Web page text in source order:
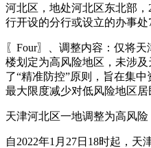
河北区，地处河北区东北部
行开设的分行或设立的办事处7
〖Four〗、调整内容：仅将
楼划定为高风险地区，未涉
了“精准防控”原则，旨在集
最大限度减少对低风险地区居
天津河北区一地调整为高风险
自2022年1月27日18时起，天